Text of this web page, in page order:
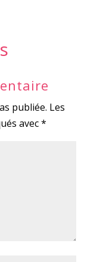
publiée. Les
avec*